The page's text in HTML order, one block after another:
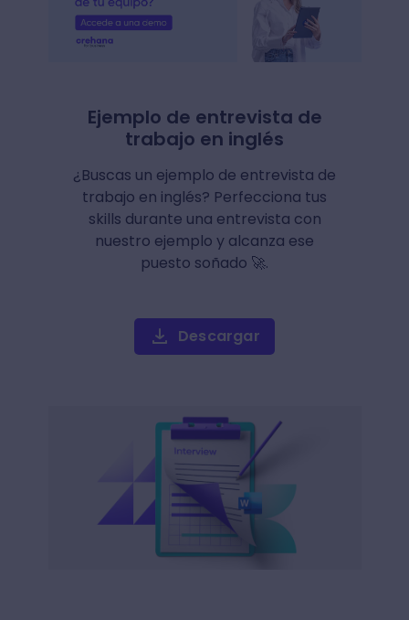
Ejemplo de entrevista de
trabajo en inglés
¿Buscas un ejemplo de entrevista de
trabajo en inglés? Perfecciona tus
skills durante una entrevista con
nuestro ejemplo y alcanza ese
puesto soñado 🚀.
Descargar